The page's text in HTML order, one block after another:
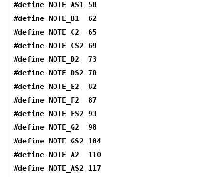
#define NOTE_AS1 58
#define NOTE_B1  62
#define NOTE_C2  65
#define NOTE_CS2 69
#define NOTE_D2  73
#define NOTE_DS2 78
#define NOTE_E2  82
#define NOTE_F2  87
#define NOTE_FS2 93
#define NOTE_G2  98
#define NOTE_GS2 104
#define NOTE_A2  110
#define NOTE_AS2 117